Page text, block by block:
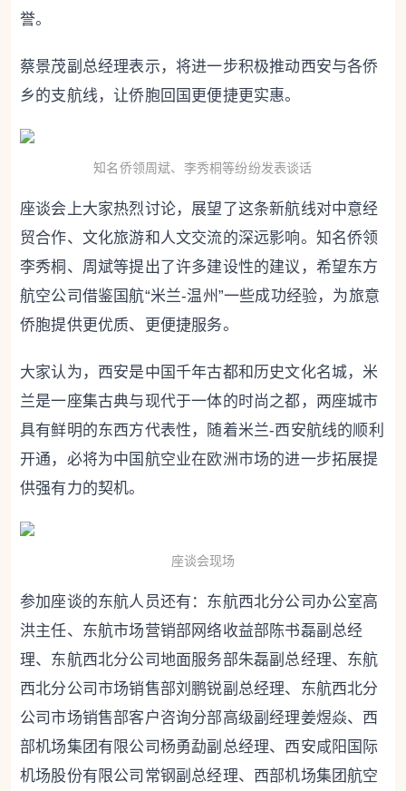
誉。
蔡景茂副总经理表示，将进一步积极推动西安与各侨
乡的支航线，让侨胞回国更便捷更实惠。
知名侨领周斌、李秀桐等纷纷发表谈话
座谈会上大家热烈讨论，展望了这条新航线对中意经
贸合作、文化旅游和人文交流的深远影响。知名侨领
李秀桐、周斌等提出了许多建设性的建议，希望东方
航空公司借鉴国航“米兰-温州”一些成功经验，为旅意
侨胞提供更优质、更便捷服务。
大家认为，西安是中国千年古都和历史文化名城，米
兰是一座集古典与现代于一体的时尚之都，两座城市
具有鲜明的东西方代表性，随着米兰-西安航线的顺利
开通，必将为中国航空业在欧洲市场的进一步拓展提
供强有力的契机。
座谈会现场
参加座谈的东航人员还有：东航西北分公司办公室高
洪主任、东航市场营销部网络收益部陈书磊副总经
理、东航西北分公司地面服务部朱磊副总经理、东航
西北分公司市场销售部刘鹏锐副总经理、东航西北分
公司市场销售部客户咨询分部高级副经理姜煜焱、西
部机场集团有限公司杨勇勐副总经理、西安咸阳国际
机场股份有限公司常钢副总经理、西部机场集团航空